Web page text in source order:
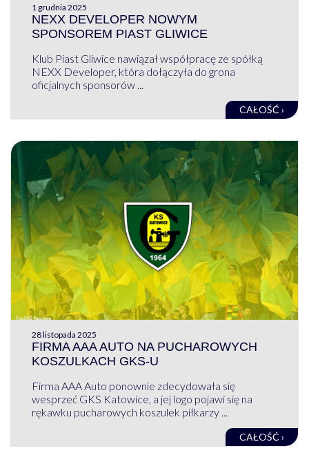
1 grudnia 2025
NEXX DEVELOPER NOWYM
SPONSOREM PIAST GLIWICE
Klub Piast Gliwice nawiązał współpracę ze spółką
NEXX Developer, która dołączyła do grona
oficjalnych sponsorów ...
CAŁOŚĆ ›
28 listopada 2025
FIRMA AAA AUTO NA PUCHAROWYCH
KOSZULKACH GKS-U
Firma AAA Auto ponownie zdecydowała się
wesprzeć GKS Katowice, a jej logo pojawi się na
rękawku pucharowych koszulek piłkarzy ...
CAŁOŚĆ ›